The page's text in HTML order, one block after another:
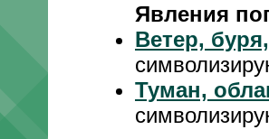
Явления
Ветер,
Туман,